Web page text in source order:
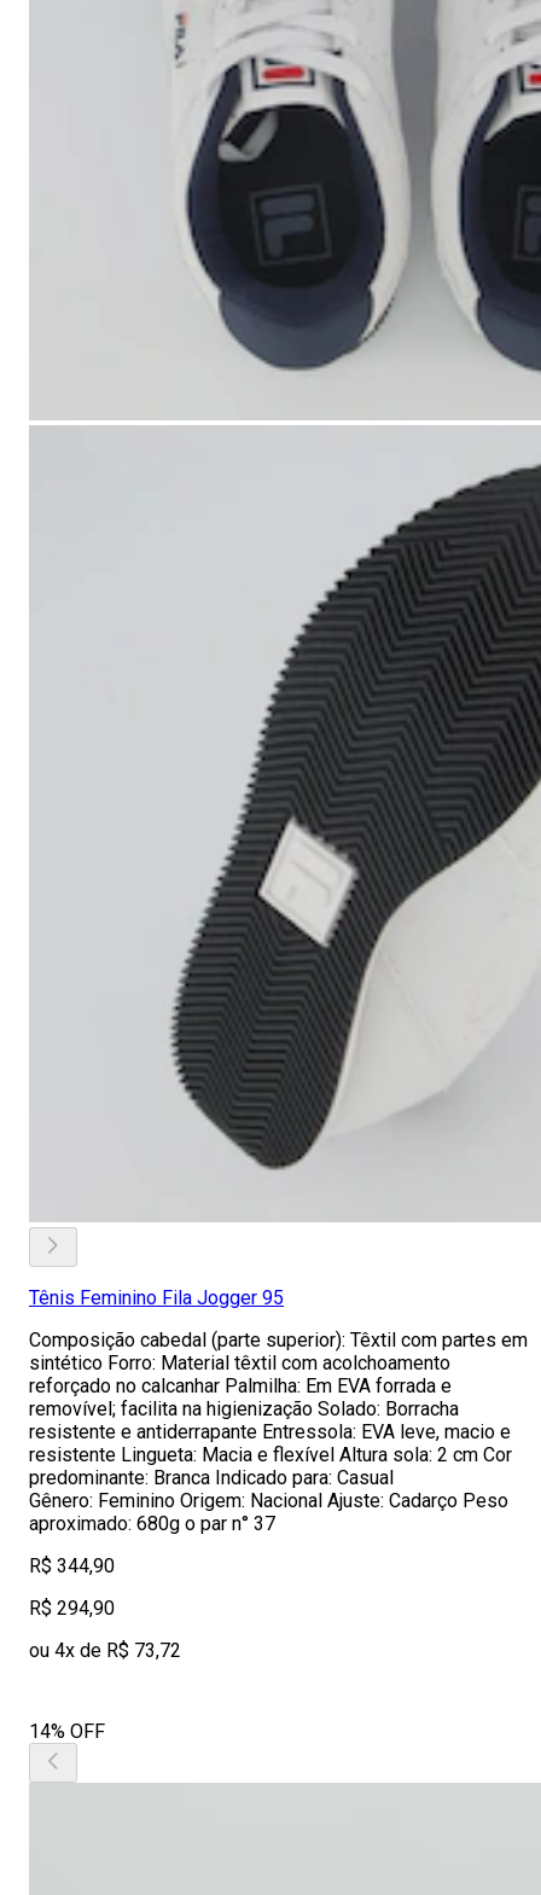
Tênis Feminino Fila Jogger 95
Composição cabedal (parte superior): Têxtil com partes em
sintético Forro: Material têxtil com acolchoamento
reforçado no calcanhar Palmilha: Em EVA forrada e
removível; facilita na higienização Solado: Borracha
resistente e antiderrapante Entressola: EVA leve, macio e
resistente Lingueta: Macia e flexível Altura sola: 2 cm Cor
predominante: Branca Indicado para: Casual
Gênero: Feminino Origem: Nacional Ajuste: Cadarço Peso
aproximado: 680g o par n° 37
R$ 344,90
R$ 294,90
ou 4x de R$ 73,72
14% OFF